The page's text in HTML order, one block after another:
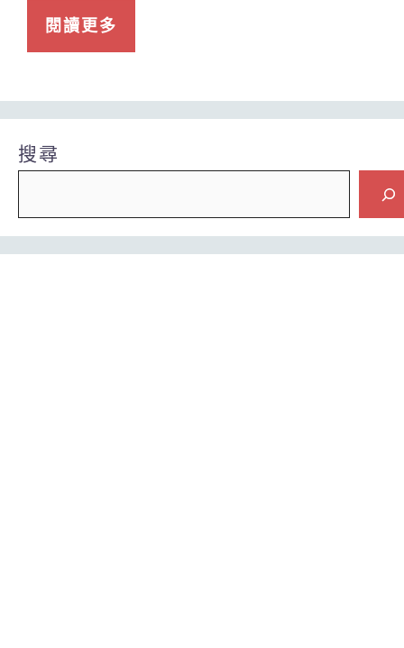
閱讀更多
搜尋